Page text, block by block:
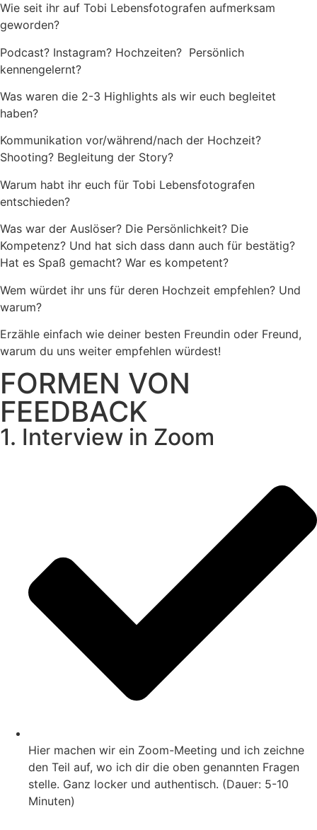
Wie seit ihr auf Tobi Lebensfotografen aufmerksam
geworden?
Podcast? Instagram? Hochzeiten? Persönlich
kennengelernt?
Was waren die 2-3 Highlights als wir euch begleitet
haben?
Kommunikation vor/während/nach der Hochzeit?
Shooting? Begleitung der Story?
Warum habt ihr euch für Tobi Lebensfotografen
entschieden?
Was war der Auslöser? Die Persönlichkeit? Die
Kompetenz? Und hat sich dass dann auch für bestätig?
Hat es Spaß gemacht? War es kompetent?
Wem würdet ihr uns für deren Hochzeit empfehlen? Und
warum?
Erzähle einfach wie deiner besten Freundin oder Freund,
warum du uns weiter empfehlen würdest!
FORMEN VON
FEEDBACK
1. Interview in Zoom
Hier machen wir ein Zoom-Meeting und ich zeichne
den Teil auf, wo ich dir die oben genannten Fragen
stelle. Ganz locker und authentisch. (Dauer: 5-10
Minuten)